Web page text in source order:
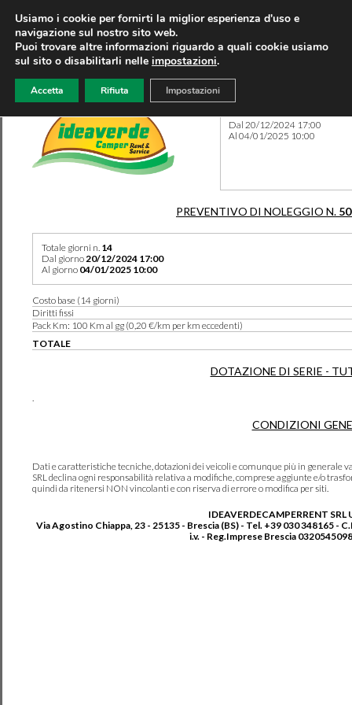
Dal 20/12/2024 17:00
Al 04/01/2025 10:00
PREVENTIVO DI NOLEGGIO N.
Totale giorni n. 14
Dal giorno20/12/2024 17:00
Al giorno 04/01/2025 10:00
Costo base (14 giorni)
Diritti fissi
Pack Km: 100 Km al gg (0,20 €/km per km eccedenti)
TOTALE
DOTAZIONE DI SERIE -
.
CONDIZIONI
Dati e caratteristiche tecniche, dotazioni dei veicoli e comunque più in generale
SRL declina ogni responsabilità relativa a modifiche, comprese aggiunte e/o
quindi da ritenersi NON vincolanti e con riserva di errore o modifica per siti.
IDEAVERDECAMPERRENT SRL
Via Agostino Chiappa, 23 - 25135 - Brescia (BS) - Tel. +39 030 348165 -
i.v. - Reg.Imprese Brescia
Usiamo i cookie per fornirti la miglior esperienza d'uso e
navigazione sul nostro sito web.
Puoi trovare altre informazioni riguardo a quali cookie usiamo
sul sito o disabilitarli nelle impostazioni.
Accetta Rifiuta Impostazioni